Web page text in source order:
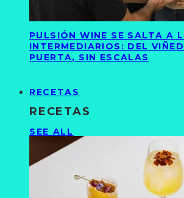
PULSIÓN WINE SE SALTA A
INTERMEDIARIOS: DEL
PUERTA, SIN ESCALAS
RECETAS
RECETAS
SEE ALL